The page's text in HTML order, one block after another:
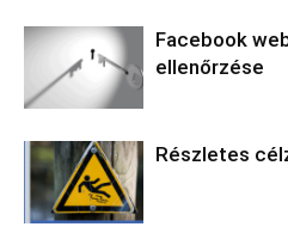
Facebook
ellenőrzése
Részletes